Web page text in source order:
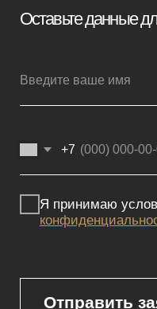
Сайт не является публичной
Статьи 437 (2) ГК РФ и носит
Политика конфиденциальности
Реквизиты